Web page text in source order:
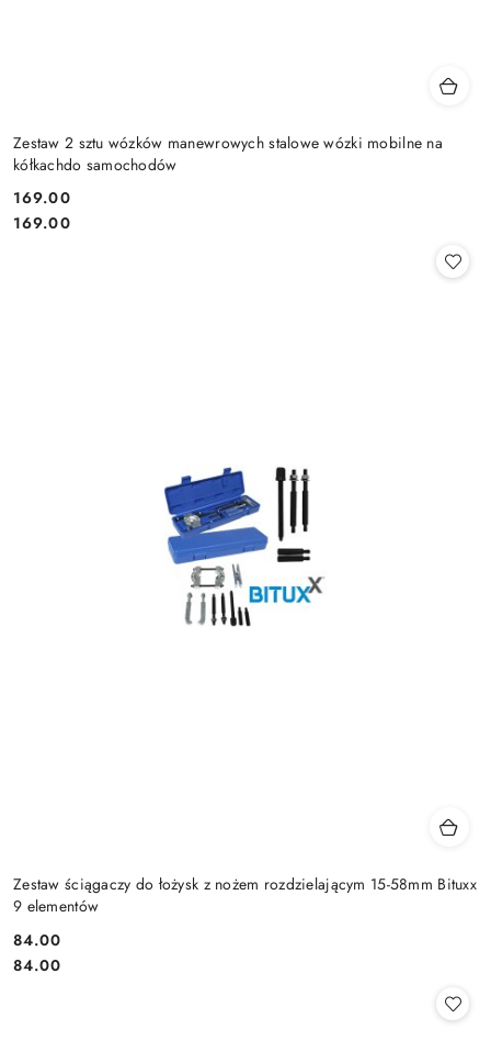
Zestaw 2 sztu wózków manewrowych stalowe wózki mobilne na
kółkachdo samochodów
Cena:
169.00
Cena:
169.00
Zestaw ściągaczy do łożysk z nożem rozdzielającym 15-58mm Bituxx
9 elementów
Cena:
84.00
Cena:
84.00